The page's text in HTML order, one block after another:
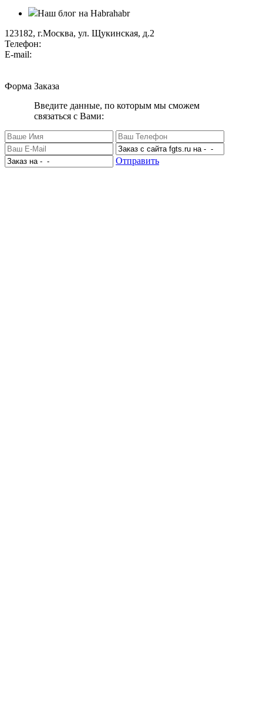
Наш блог на Habrahabr
123182, г.Москва, ул. Щукинская, д.2
Телефон:
E-mail:
Форма Заказа
Введите данные, по которым мы сможем
связаться с Вами:
Отправить